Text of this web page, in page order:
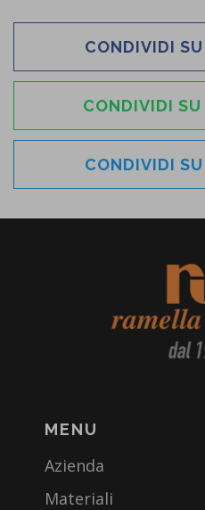
CONDIVIDI
CONDIVIDI
CONDIVIDI
MENU
Azienda
Materiali